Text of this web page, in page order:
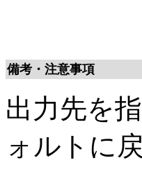
備考・注意事項
出力先を
ォルトに